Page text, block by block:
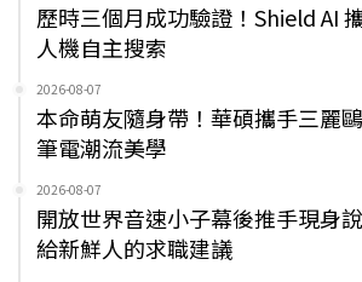
歷時三個月成功驗證！Shield AI
人機自主搜索
2026-08-07
本命萌友隨身帶！華碩攜手三麗
筆電潮流美學
2026-08-07
開放世界音速小子幕後推手現身
給新鮮人的求職建議